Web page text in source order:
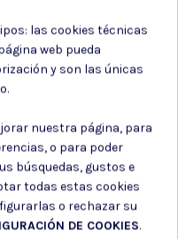
Para ello, consulte nuestra
el aviso legal.
fines indicados en la
para recibir publicidad
las cookies técnicas
web pueda
y son las únicas
nuestra página, para
o para poder
búsquedas, gustos e
todas estas cookies
o rechazar su
DE COOKIES.